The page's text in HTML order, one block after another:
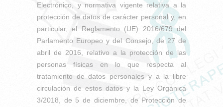
Electrónico, y normativa vigente relativa a la
protección de datos de carácter personal y, en
particular, el Reglamento (UE) 2016/679 del
Parlamento Europeo y del Consejo, de 27 de
abril de 2016, relativo a la protección de las
personas físicas en lo que respecta al
tratamiento de datos personales y a la libre
circulación de estos datos y la Ley Orgánica
3/2018, de 5 de diciembre, de Protección de